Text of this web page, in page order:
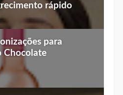
rápido
para
Chocolate